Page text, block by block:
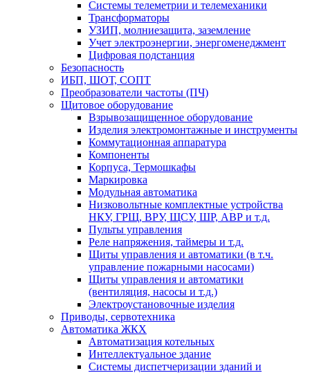
Системы телеметрии и телемеханики
Трансформаторы
УЗИП, молниезащита, заземление
Учет электроэнергии, энергоменеджмент
Цифровая подстанция
Безопасность
ИБП, ШОТ, СОПТ
Преобразователи частоты (ПЧ)
Щитовое оборудование
Взрывозащищенное оборудование
Изделия электромонтажные и инструменты
Коммутационная аппаратура
Компоненты
Корпуса, Термошкафы
Маркировка
Модульная автоматика
Низковольтные комплектные устройства
НКУ, ГРЩ, ВРУ, ЩСУ, ШР, АВР и т.д.
Пульты управления
Реле напряжения, таймеры и т.д.
Щиты управления и автоматики (в т.ч.
управление пожарными насосами)
Щиты управления и автоматики
(вентиляция, насосы и т.д.)
Электроустановочные изделия
Приводы, сервотехника
Автоматика ЖКХ
Автоматизация котельных
Интеллектуальное здание
Системы диспетчеризации зданий и